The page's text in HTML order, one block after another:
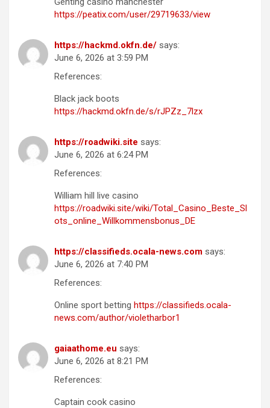
https://peatix.com/user/29719633/view
https://hackmd.okfn.de/ says:
June 6, 2026 at 3:59 PM
References:
Black jack boots
https://hackmd.okfn.de/s/rJPZz_7lzx
https://roadwiki.site says:
June 6, 2026 at 6:24 PM
References:
William hill live casino
https://roadwiki.site/wiki/Total_Casino_Beste_Sl
ots_online_Willkommensbonus_DE
https://classifieds.ocala-news.com says:
June 6, 2026 at 7:40 PM
References:
Online sport betting https://classifieds.ocala-
news.com/author/violetharbor1
gaiaathome.eu says:
June 6, 2026 at 8:21 PM
References:
Captain cook casino